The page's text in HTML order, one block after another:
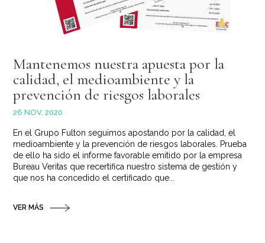
Mantenemos nuestra apuesta por la
calidad, el medioambiente y la
prevención de riesgos laborales
26 NOV, 2020
En el Grupo Fulton seguimos apostando por la calidad, el
medioambiente y la prevención de riesgos laborales. Prueba
de ello ha sido el informe favorable emitido por la empresa
Bureau Veritas que recertifica nuestro sistema de gestión y
que nos ha concedido el certificado que...
VER MÁS